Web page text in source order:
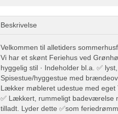
Beskrivelse
Velkommen til alletiders
Vi har et skønt Feriehus ved
hyggelig stil · Indeholder bl.a. ✅
Spisestue/hyggestue med
Lækker møbleret udestue med eget
✅ Lækkert, rummeligt badeværelse
tilladt. Lyder dette ✅som